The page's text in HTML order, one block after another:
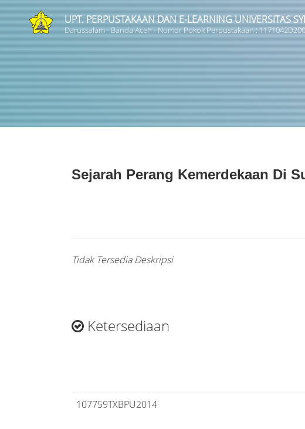
UPT. PERPUSTAKAAN DAN E-LEARNING UNIVERSITAS
Darussalam - Banda Aceh - Nomor Pokok Perpustakaan :
Sejarah Perang Kemerdekaan Di
Tidak Tersedia Deskripsi
Ketersediaan
107759TXBPU2014
Judul
Subyek
GMD